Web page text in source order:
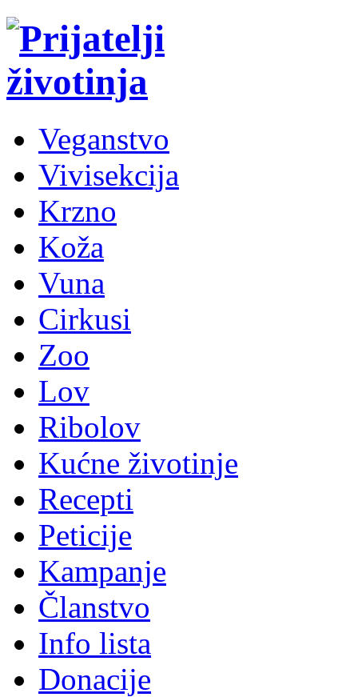
Veganstvo
Vivisekcija
Krzno
Koža
Vuna
Cirkusi
Zoo
Lov
Ribolov
Kućne životinje
Recepti
Peticije
Kampanje
Članstvo
Info lista
Donacije